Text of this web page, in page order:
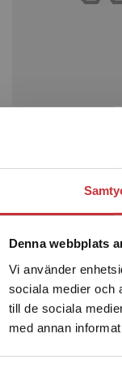
Denna webbplats
Vi använder
sociala medier och
till de sociala
med annan